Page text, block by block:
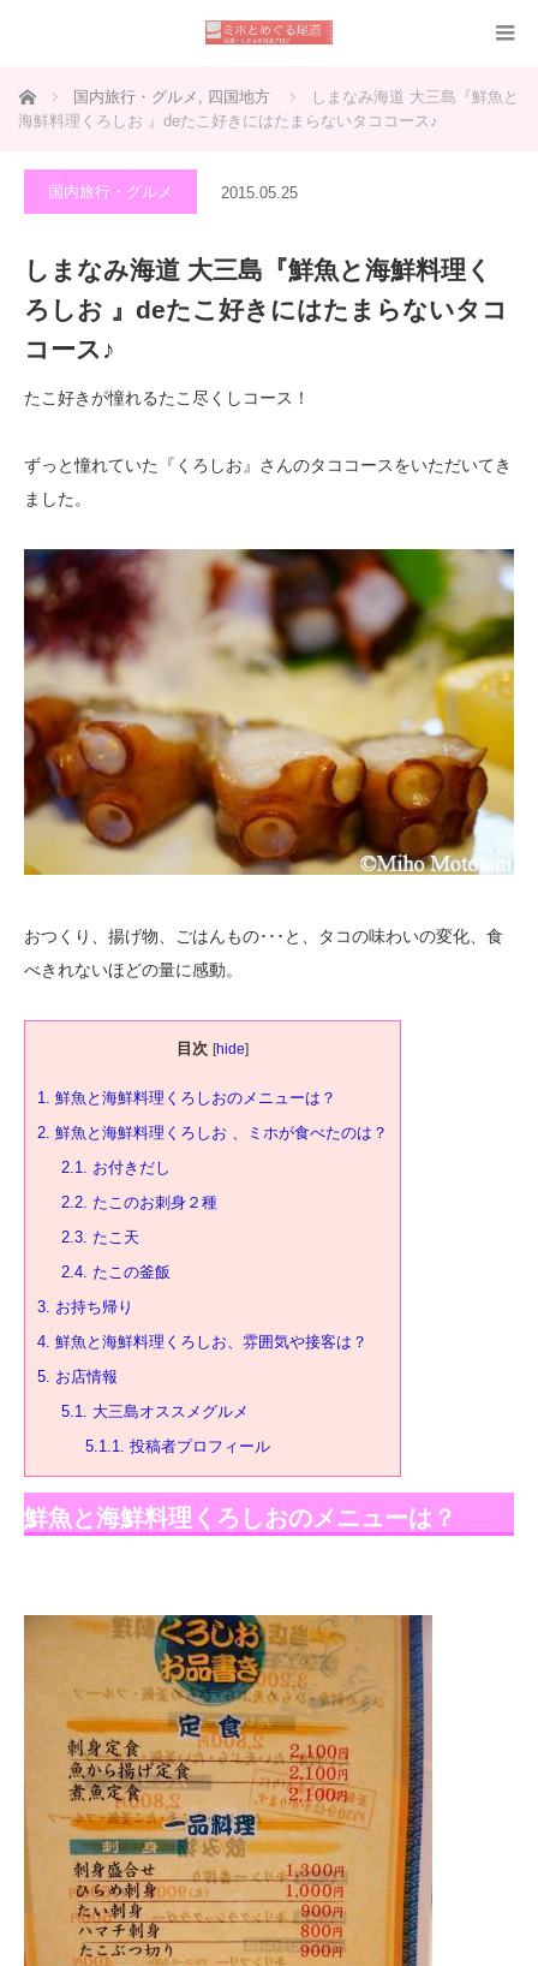
ホーム 国内旅行・グルメ , 四国地方
しまなみ海道 大三島『鮮魚と
海鮮料理くろしお 』deたこ好きにはたまらないタココース♪
国内旅行・グルメ 2015.05.25
しまなみ海道 大三島『鮮魚と海鮮料理く
ろしお 』deたこ好きにはたまらないタコ
コース♪
たこ好きが憧れるたこ尽くしコース！
ずっと憧れていた『くろしお』さんのタココースをいただいてき
ました。
おつくり、揚げ物、ごはんもの･･･と、タコの味わいの変化、食
べきれないほどの量に感動。
目次 [hide]
1. 鮮魚と海鮮料理くろしおのメニューは？
2. 鮮魚と海鮮料理くろしお 、ミホが食べたのは？
2.1. お付きだし
2.2. たこのお刺身２種
2.3. たこ天
2.4. たこの釜飯
3. お持ち帰り
4. 鮮魚と海鮮料理くろしお、雰囲気や接客は？
5. お店情報
5.1. 大三島オススメグルメ
5.1.1. 投稿者プロフィール
鮮魚と海鮮料理くろしおのメニューは？